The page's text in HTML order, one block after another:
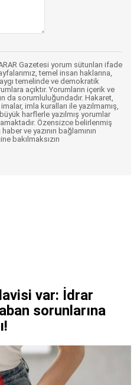
Gazetesi yorum sütunları ifade
temel insan haklarına,
temelinde ve demokratik
açıktır. Yorumların içerik ve
da sorumluluğundadır. Hakaret,
imla kuralları ile yazılmamış,
harflerle yazılmış yorumlar
Özensizce belirlenmiş
ve yazının bağlamının
bakılmaksızın
var: İdrar
sorunlarına